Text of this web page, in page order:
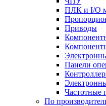
ПЛК и I/O
Приводы
Панели
Частотные
По